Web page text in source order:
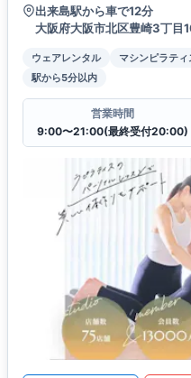
出来島駅から車で12分
大阪府大阪市北区豊崎3丁目
ウェアレンタル マシンピラティ
駅から5分以内
営業時間
9:00〜21:00(最終受付20:00)